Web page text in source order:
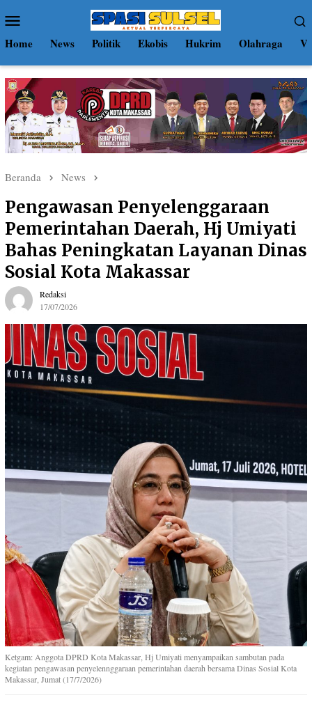
ke
kontenMobile
Home News Politik Ekobis Hukrim Olahraga
Beranda News
Pengawasan Penyelenggaraan
Pemerintahan Daerah, Hj Umiyati
Bahas Peningkatan Layanan Dinas
Sosial Kota Makassar
Redaksi
17/07/2026
Ketgam: Anggota DPRD Kota Makassar, Hj Umiyati menyampaikan sambutan pada
kegiatan pengawasan penyelennggaraan pemerintahan daerah bersama Dinas Sosial Kota
Makassar, Jumat (17/7/2026)